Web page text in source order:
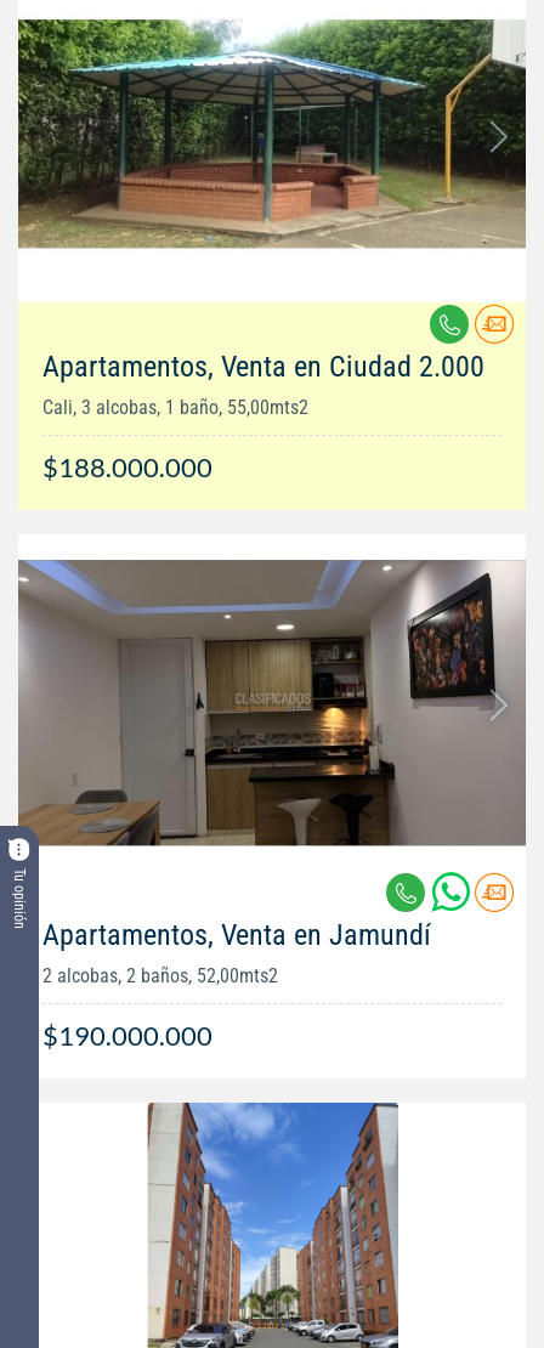
Tu opinión
Apartamentos, Venta en Ciudad 2.000
Cali, 3 alcobas, 1 baño, 55,00mts2
$188.000.000
Apartamentos, Venta en Jamundí
2 alcobas, 2 baños, 52,00mts2
$190.000.000